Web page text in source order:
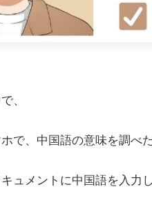
、
ホで、中国語の意味を調べ
キュメントに中国語を入力